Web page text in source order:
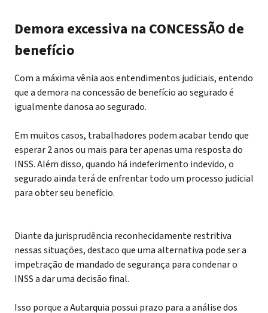
Demora excessiva na CONCESSÃO de
benefício
Com a máxima vênia aos entendimentos judiciais, entendo
que a demora na concessão de benefício ao segurado é
igualmente danosa ao segurado.
Em muitos casos, trabalhadores podem acabar tendo que
esperar 2 anos ou mais para ter apenas uma resposta do
INSS. Além disso, quando há indeferimento indevido, o
segurado ainda terá de enfrentar todo um processo judicial
para obter seu benefício.
Diante da jurisprudência reconhecidamente restritiva
nessas situações, destaco que uma alternativa pode ser a
impetração de mandado de segurança para condenar o
INSS a dar uma decisão final.
Isso porque a Autarquia possui prazo para a análise dos